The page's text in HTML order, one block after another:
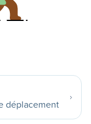
déplacement